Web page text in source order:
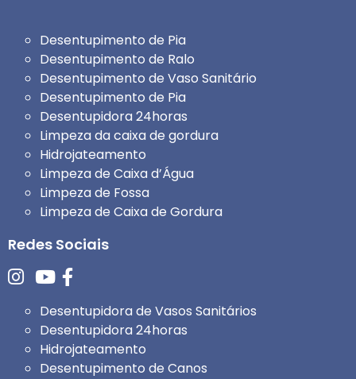
Desentupimento de Pia
Desentupimento de Ralo
Desentupimento de Vaso Sanitário
Desentupimento de Pia
Desentupidora 24horas
Limpeza da caixa de gordura
Hidrojateamento
Limpeza de Caixa d’Água
Limpeza de Fossa
Limpeza de Caixa de Gordura
Redes Sociais
Desentupidora de Vasos Sanitários
Desentupidora 24horas
Hidrojateamento
Desentupimento de Canos